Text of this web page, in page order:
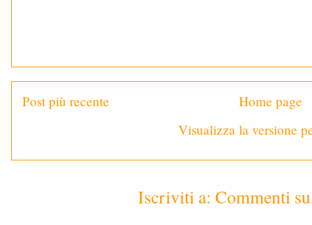
Post più recente
Home page
Visualizza la versione
Iscriviti a: Commenti